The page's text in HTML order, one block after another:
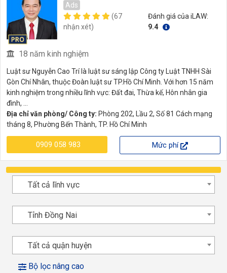
Ads
(67
nhận xét)
Đánh giá của iLAW:
9.4
18 năm kinh nghiệm
Luật sư Nguyễn Cao Trí là luật sư sáng lập Công ty Luật TNHH Sài
Gòn Chí Nhân, thuộc Đoàn luật sư TP.Hồ Chí Minh. Với hơn 15 năm
kinh nghiệm trong nhiều lĩnh vực: Đất đai, Thừa kế, Hôn nhân gia
đình, ...
Địa chỉ văn phòng/ Công ty: Phòng 202, Lầu 2, Số 81 Cách mạng
tháng 8, Phường Bến Thành, TP. Hồ Chí Minh
0909 058 983 Mức phí
Tất cả lĩnh vực
Tỉnh Đồng Nai
Tất cả quận huyện
Bộ lọc nâng cao